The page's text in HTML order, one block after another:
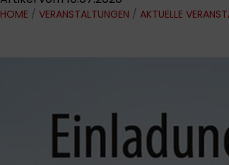
HOME / VERANSTALTUNGEN / AKTUELLE